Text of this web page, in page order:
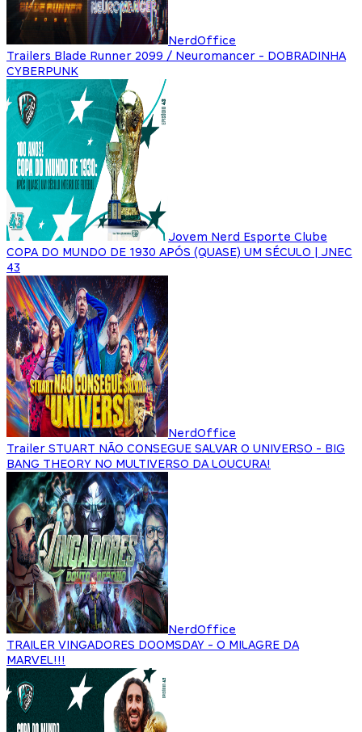
NerdOffice
Trailers Blade Runner 2099 / Neuromancer - DOBRADINHA
CYBERPUNK
Jovem Nerd Esporte Clube
COPA DO MUNDO DE 1930 APÓS (QUASE) UM SÉCULO | JNEC
43
NerdOffice
Trailer STUART NÃO CONSEGUE SALVAR O UNIVERSO - BIG
BANG THEORY NO MULTIVERSO DA LOUCURA!
NerdOffice
TRAILER VINGADORES DOOMSDAY - O MILAGRE DA
MARVEL!!!